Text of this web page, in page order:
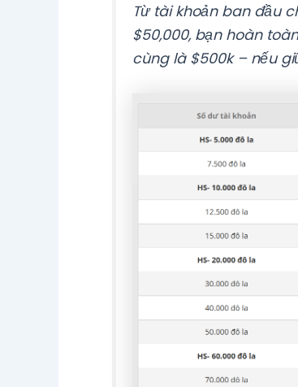
Từ tài khoản ban đầu
$50,000, bạn hoàn
cùng là $500k – nếu